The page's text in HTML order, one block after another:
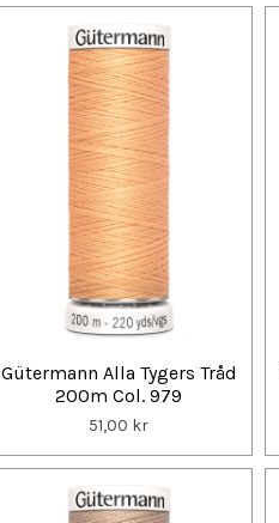
Gütermann Alla Tygers Tråd
200m Col. 979
51,00 kr